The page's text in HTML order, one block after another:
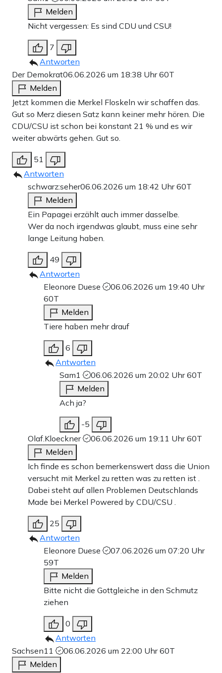
Melden
Nicht vergessen: Es sind CDU und CSU!
7
Antworten
Der Demokrat06.06.2026 um 18:38 Uhr60T
Melden
Jetzt kommen die Merkel Floskeln wir schaffen das.
Gut so Merz diesen Satz kann keiner mehr hören. Die
CDU/CSU ist schon bei konstant 21 % und es wir
weiter abwärts gehen. Gut so.
51
Antworten
schwarz:seher06.06.2026 um 18:42 Uhr60T
Melden
Ein Papagei erzählt auch immer dasselbe.
Wer da noch irgendwas glaubt, muss eine sehr
lange Leitung haben.
49
Antworten
Eleonore Duese
06.06.2026 um 19:40 Uhr
60T
Melden
Tiere haben mehr drauf
6
Antworten
Sam1
06.06.2026 um 20:02 Uhr60T
Melden
Ach ja?
-5
Olaf.Kloeckner
06.06.2026 um 19:11 Uhr60T
Melden
Ich finde es schon bemerkenswert dass die Union
versucht mit Merkel zu retten was zu retten ist .
Dabei steht auf allen Problemen Deutschlands
Made bei Merkel Powered by CDU/CSU .
25
Antworten
Eleonore Duese
07.06.2026 um 07:20 Uhr
59T
Melden
Bitte nicht die Gottgleiche in den Schmutz
ziehen
0
Antworten
Sachsen11
06.06.2026 um 22:00 Uhr60T
Melden